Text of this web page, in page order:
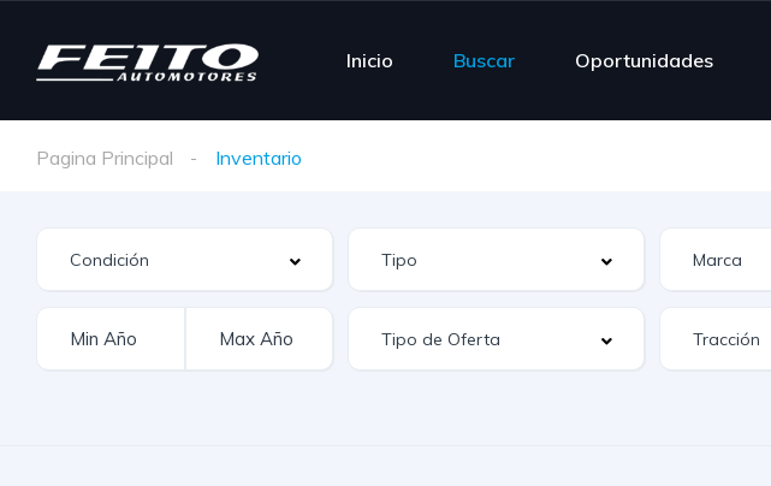
Inicio Buscar Oportunidades
Pagina Principal Inventario